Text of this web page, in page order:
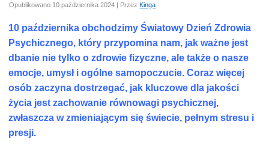
Opublikowano 10 października 2024 | Przez Kinga
10 października obchodzimy Światowy Dzień Zdrowia
Psychicznego, który przypomina nam, jak ważne jest
dbanie nie tylko o zdrowie fizyczne, ale także o nasze
emocje, umysł i ogólne samopoczucie. Coraz więcej
osób zaczyna dostrzegać, jak kluczowe dla jakości
życia jest zachowanie równowagi psychicznej,
zwłaszcza w zmieniającym się świecie, pełnym stresu i
presji.